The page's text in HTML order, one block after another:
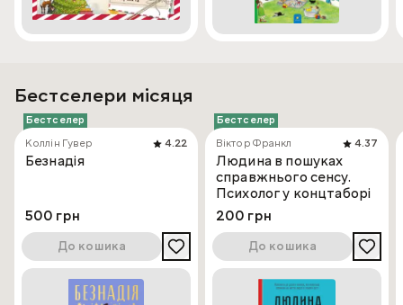
Бестселери місяця
Бестселер
Коллін Гувер
4.22
Безнадія
500 грн
До кошика
Бестселер
Віктор Франкл
4.37
Людина в пошуках
справжнього сенсу.
Психолог у концтаборі
200 грн
До кошика